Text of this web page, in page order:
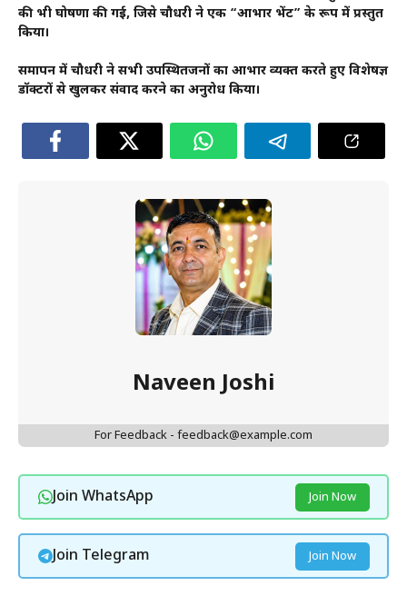
की भी घोषणा की गई, जिसे चौधरी ने एक “आभार भेंट” के रूप में प्रस्तुत
किया।
समापन में चौधरी ने सभी उपस्थितजनों का आभार व्यक्त करते हुए विशेषज्ञ
डॉक्टरों से खुलकर संवाद करने का अनुरोध किया।
Naveen Joshi
For Feedback - feedback@example.com
Join WhatsApp Join Now
Join Telegram Join Now